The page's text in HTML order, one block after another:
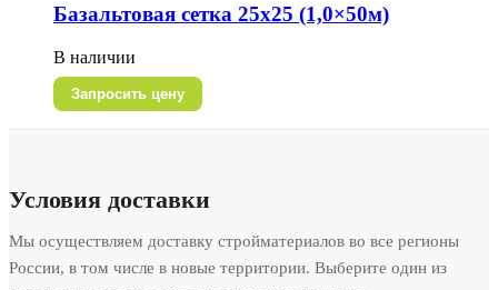
Базальтовая сетка 25х25 (1,0×50м)
В наличии
Запросить цену
Условия доставки
Мы осуществляем доставку стройматериалов во все регионы
России, в том числе в новые территории. Выберите один из